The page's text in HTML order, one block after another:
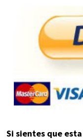
Si sientes que